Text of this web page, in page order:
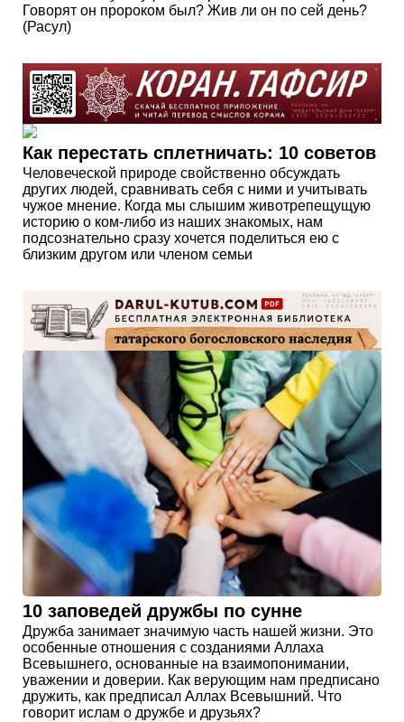
Говорят он пророком был? Жив ли он по сей день?
(Расул)
Как перестать сплетничать: 10 советов
Человеческой природе свойственно обсуждать
других людей, сравнивать себя с ними и учитывать
чужое мнение. Когда мы слышим животрепещущую
историю о ком-либо из наших знакомых, нам
подсознательно сразу хочется поделиться ею с
близким другом или членом семьи
10 заповедей дружбы по сунне
Дружба занимает значимую часть нашей жизни. Это
особенные отношения с созданиями Аллаха
Всевышнего, основанные на взаимопонимании,
уважении и доверии. Как верующим нам предписано
дружить, как предписал Аллах Всевышний. Что
говорит ислам о дружбе и друзьях?